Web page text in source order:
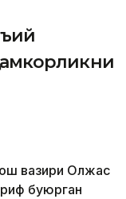
вазири Олжас
буюрган